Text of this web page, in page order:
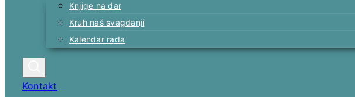
Knjige na dar
Kruh naš svagdanji
Kalendar rada
Kontakt